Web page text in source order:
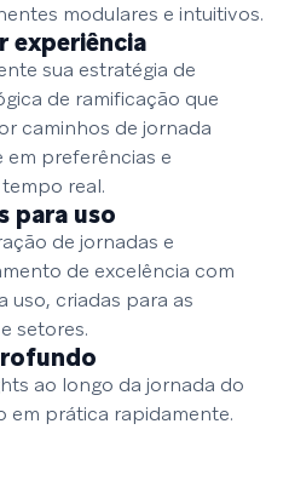
modulares e intuitivos.
experiência
sua estratégia de
de ramificação que
caminhos de jornada
preferências e
real.
para uso
de jornadas e
de excelência com
uso, criadas para as
setores.
ao longo da jornada do
em prática rapidamente.